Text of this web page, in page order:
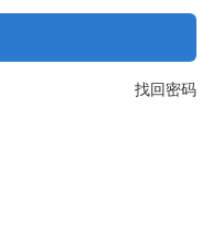
找回密码